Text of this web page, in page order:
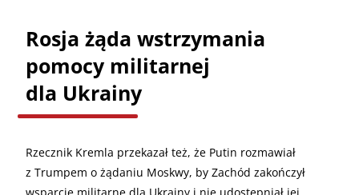
Rosja żąda wstrzymania
pomocy militarnej
dla Ukrainy
Rzecznik Kremla przekazał też, że Putin rozmawiał
z Trumpem o żądaniu Moskwy, by Zachód zakończył